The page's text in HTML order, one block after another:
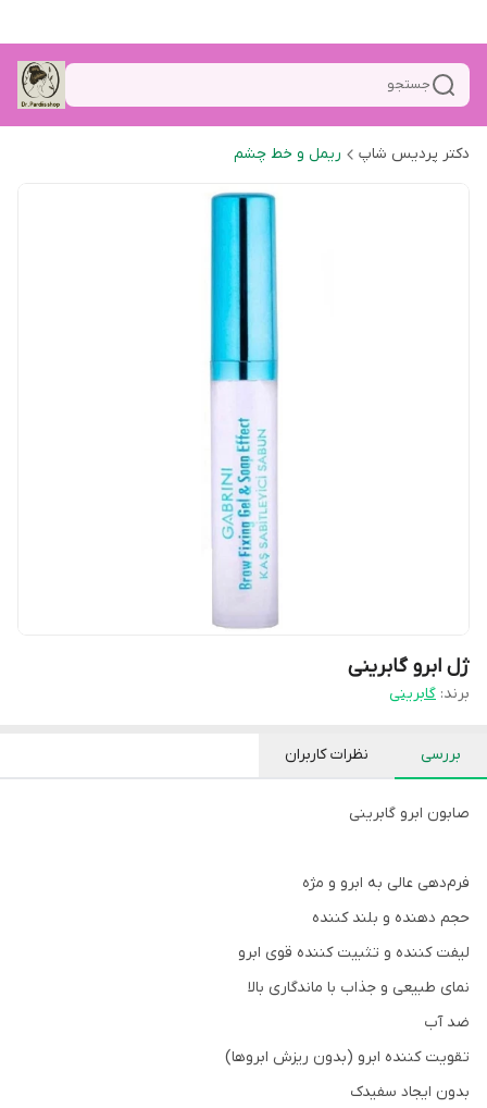
جستجو
دکتر پردیس شاپ ریمل و خط چشم
ژل ابرو گابرینی
برند: گابرینی
بررسی نظرات کاربران
صابون ابرو گابرینی
فرم‌دهی عالی به ابرو و مژه
حجم دهنده و بلند کننده
لیفت کننده و تثبیت کننده قوی ابرو
نمای طبیعی و جذاب با ماندگاری بالا
ضد آب
تقویت کننده ابرو (بدون ریزش ابروها)
بدون ایجاد سفیدک